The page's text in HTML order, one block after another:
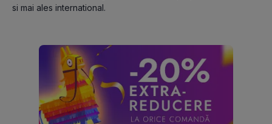
si mai ales international.